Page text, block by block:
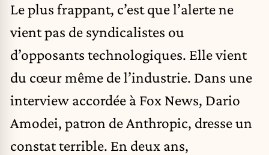
Le plus frappant, c’est que l’alerte ne
vient pas de syndicalistes ou
d’opposants technologiques. Elle vient
du cœur même de l’industrie. Dans une
interview accordée à Fox News, Dario
Amodei, patron de Anthropic, dresse un
constat terrible. En deux ans,